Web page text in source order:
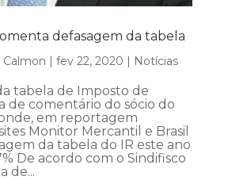
defasagem da tabela
Calmon | fev 22, 2020 | Notícias
tabela de Imposto de
de comentário do sócio do
em reportagem
Monitor Mercantil e Brasil
da tabela do IR este ano
De acordo com o Sindifisco
de...